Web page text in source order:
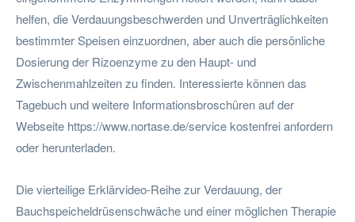
helfen, die Verdauungsbeschwerden und Unverträglichkeiten
bestimmter Speisen einzuordnen, aber auch die persönliche
Dosierung der Rizoenzyme zu den Haupt- und
Zwischenmahlzeiten zu finden. Interessierte können das
Tagebuch und weitere Informationsbroschüren auf der
Webseite https://www.nortase.de/service kostenfrei anfordern
oder herunterladen.
Die vierteilige Erklärvideo-Reihe zur Verdauung, der
Bauchspeicheldrüsenschwäche und einer möglichen Therapie